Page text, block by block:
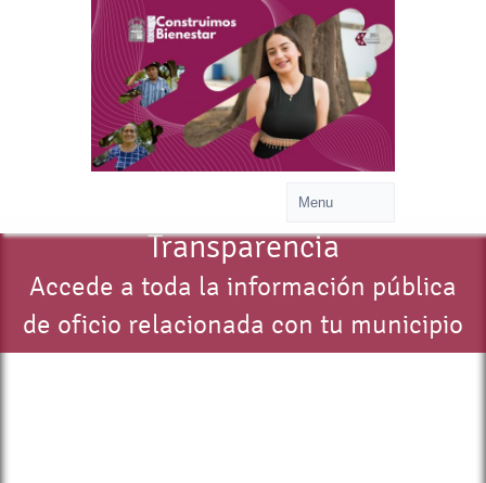
Transparencia
Accede a toda la información pública
de oficio relacionada con tu municipio